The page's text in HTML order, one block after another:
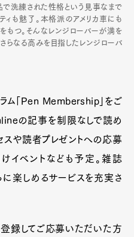
で洗練された性格という見事なまで
ィも魅了。本格派のアメリカ車にも
もつ。そんなレンジローバーが満を
らなる高みを目指したレンジローバ
ム「Pen Membership」をご
の記事を制限なしで読め
スや読者プレゼントへの応募
イベントなども予定。雑誌
に楽しめるサービスを充実さ
録してご応募いただいた方